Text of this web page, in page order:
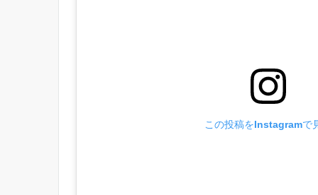
この投稿をInstagramで